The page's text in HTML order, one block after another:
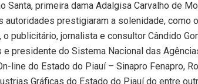
Santa, primeira dama Adalgisa Carvalho de
autoridades prestigiaram a solenidade, como
o publicitário, jornalista e consultor Cândido
e presidente do Sistema Nacional das
line do Estado do Piauí – Sinapro Fenapro,
Gráficas do Estado do Piauí do entre